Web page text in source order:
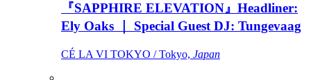
『SAPPHIRE ELEVATION』Headliner:
Ely Oaks ｜ Special Guest DJ: Tungevaag
CÉ LA VI TOKYO / Tokyo, Japan